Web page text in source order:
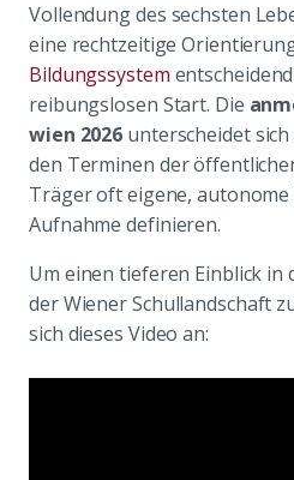
Vollendung des sechsten
eine rechtzeitige
Bildungssystem
reibungslosen Start. Die
wien 2026 unterscheidet
den Terminen der
Träger oft eigene,
Aufnahme definieren.
Um einen tieferen Einblick in
der Wiener Schullandschaft
sich dieses Video an: